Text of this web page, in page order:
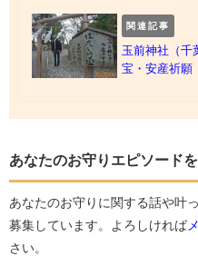
関連記事
玉前神社（千
宝・安産祈願
あなたのお守りエピソードを
あなたのお守りに関する話や叶
募集しています。よろしければ
さい。